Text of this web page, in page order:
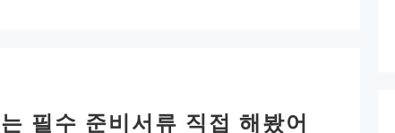
필수 준비서류 직접 해봤어